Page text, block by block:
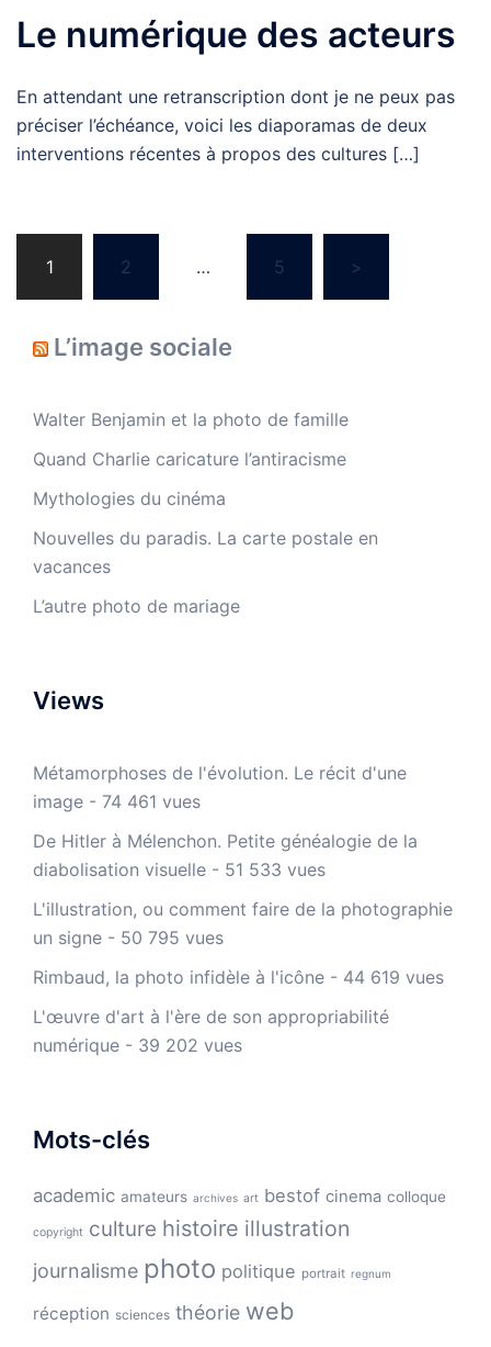
Le numérique des acteurs
En attendant une retranscription dont je ne peux pas
préciser l’échéance, voici les diaporamas de deux
interventions récentes à propos des cultures […]
des
articles
1 2 … 5 >
L’image sociale
Walter Benjamin et la photo de famille
Quand Charlie caricature l’antiracisme
Mythologies du cinéma
Nouvelles du paradis. La carte postale en
vacances
L’autre photo de mariage
Views
Métamorphoses de l'évolution. Le récit d'une
image - 74 461 vues
De Hitler à Mélenchon. Petite généalogie de la
diabolisation visuelle - 51 533 vues
L'illustration, ou comment faire de la photographie
un signe - 50 795 vues
Rimbaud, la photo infidèle à l'icône - 44 619 vues
L'œuvre d'art à l'ère de son appropriabilité
numérique - 39 202 vues
Mots-clés
academic amateurs archives art bestof cinema colloque
copyright culture histoire illustration
journalisme photo politique portrait regnum
réception sciences théorie web